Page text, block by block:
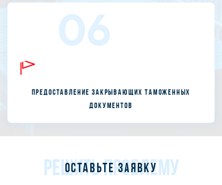
06
Предоставление закрывающих таможенных
документов
РЕШИТЬ ПРОБЛЕМУ
Оставьте заявку